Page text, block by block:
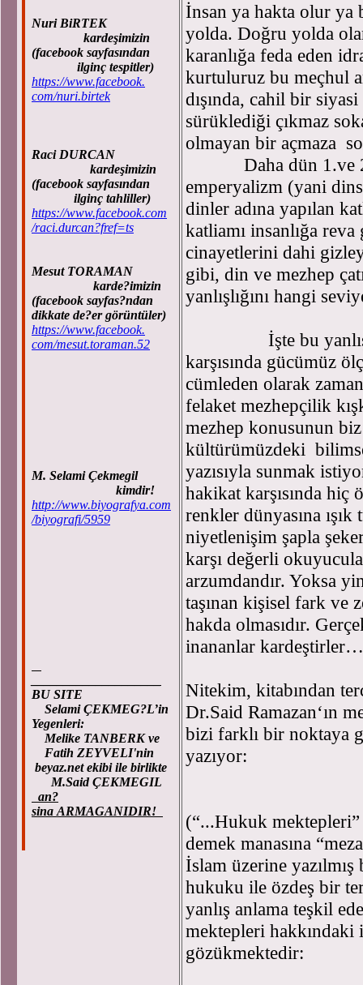
Nuri BiRTEK
kardeşimizin
(facebook sayfasından
ilginç tespitler)
https://www.facebook.
com/nuri.birtek
Raci DURCAN
kardeşimizin
(facebook sayfasından
ilginç tahliller)
https://www.facebook.com
/raci.durcan?fref=ts
Mesut TORAMAN
karde?imizin
(facebook sayfas?ndan
dikkate de?er görüntüler)
https://www.facebook.
com/mesut.toraman.52
M. Selami Çekmegil
kimdir!
http://www.biyografya.com
/biyografi/5959
BU SITE
Selami ÇEKMEG?L’in
Yegenleri:
Melike TANBERK ve
Fatih ZEYVELI'nin
beyaz.net ekibi ile birlikte
M.Said ÇEKMEGIL
an?
sina ARMAGANIDIR!
İnsan ya hakta olur ya
yolda. Doğru yolda
karanlığa feda eden
kurtuluruz bu meçhul
dışında, cahil bir
sürüklediği çıkmaz
olmayan bir açmaza
Daha dün 1.ve 2.
emperyalizm (yani
dinler adına yapılan
katliamı insanlığa
cinayetlerini dahi
gibi, din ve mezhep
yanlışlığını hangi
İşte bu
karşısında gücümüz
cümleden olarak
felaket mezhepçilik
mezhep konusunun
kültürümüzdeki
yazısıyla sunmak
hakikat karşısında
renkler dünyasına
niyetlenişim şapla
karşı değerli
arzumdandır. Yoksa
taşınan kişisel fark ve
hakda olmasıdır.
inananlar kardeştirler…
Nitekim, kitabından
Dr.Said Ramazan‘ın
bizi farklı bir noktaya
yazıyor:
(“...Hukuk
demek manasına
İslam üzerine
hukuku ile özdeş bir
yanlış anlama teşkil
mektepleri hakkındaki
gözükmektedir: